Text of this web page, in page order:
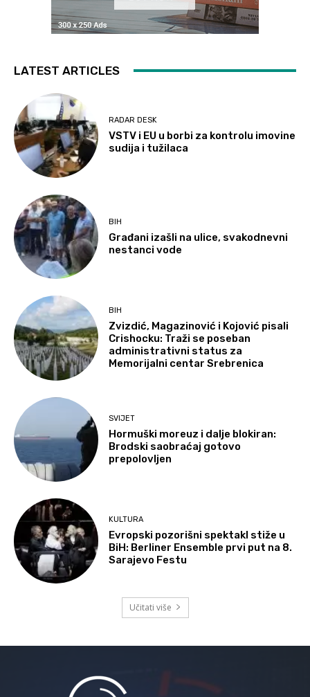
LATEST ARTICLES
RADAR DESK
VSTV i EU u borbi za kontrolu imovine
sudija i tužilaca
BIH
Građani izašli na ulice, svakodnevni
nestanci vode
BIH
Zvizdić, Magazinović i Kojović pisali
Crishocku: Traži se poseban
administrativni status za
Memorijalni centar Srebrenica
SVIJET
Hormuški moreuz i dalje blokiran:
Brodski saobraćaj gotovo
prepolovljen
KULTURA
Evropski pozorišni spektakl stiže u
BiH: Berliner Ensemble prvi put na 8.
Sarajevo Festu
Učitati više